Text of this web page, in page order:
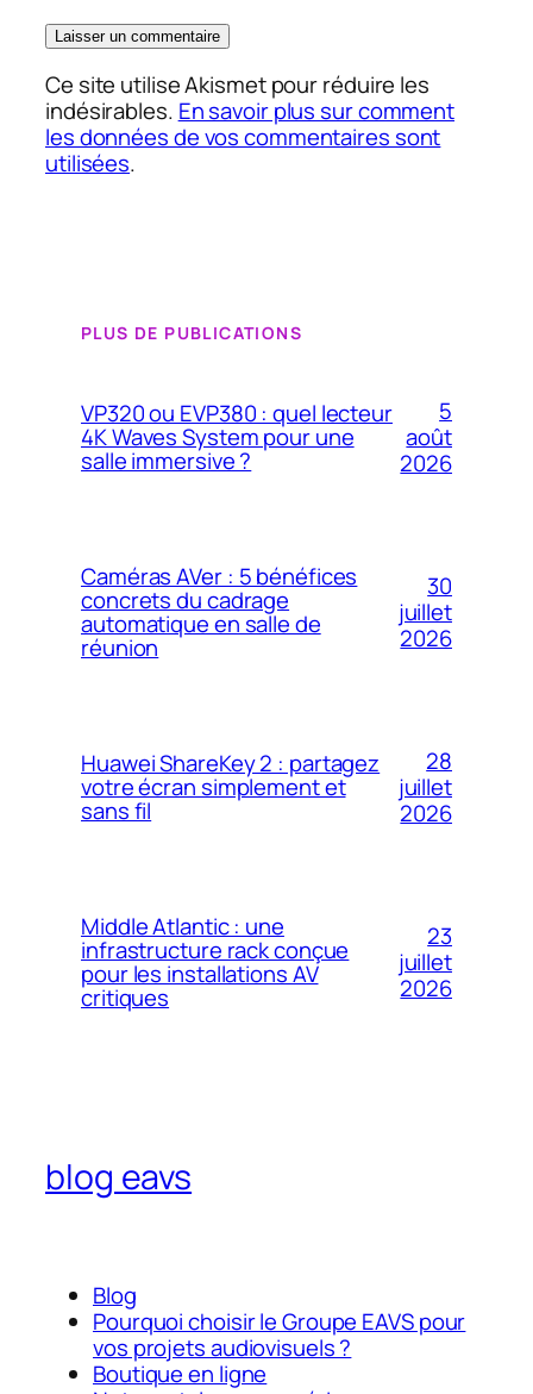
Ce site utilise Akismet pour réduire les
indésirables. En savoir plus sur comment
les données de vos commentaires sont
utilisées.
PLUS DE PUBLICATIONS
VP320 ou EVP380 : quel lecteur
4K Waves System pour une
salle immersive ?
5
août
2026
Caméras AVer : 5 bénéfices
concrets du cadrage
automatique en salle de
réunion
30
juillet
2026
Huawei ShareKey 2 : partagez
votre écran simplement et
sans fil
28
juillet
2026
Middle Atlantic : une
infrastructure rack conçue
pour les installations AV
critiques
23
juillet
2026
blog eavs
Blog
Pourquoi choisir le Groupe EAVS pour
vos projets audiovisuels ?
Boutique en ligne